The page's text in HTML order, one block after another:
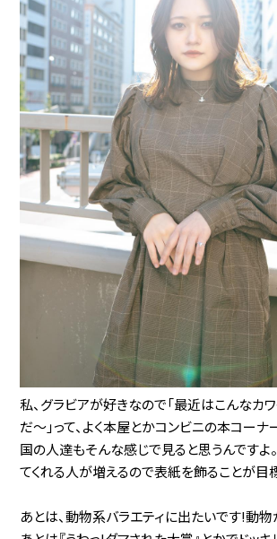
私、グラビアが好きなので「最近はこんなカ
だ〜」って、よく本屋とかコンビニの本コーナ
国の人達もそんな感じで見ると思うんですよ
てくれる人が増えるので表紙を飾ることが目
あとは、動物系バラエティに出たいです!動